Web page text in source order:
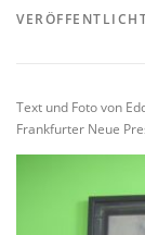
Text und Foto von
Frankfurter Neue